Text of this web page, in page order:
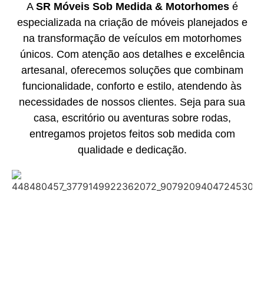
A SR Móveis Sob Medida & Motorhomesé
especializada na criação de móveis planejados e
na transformação de veículos em motorhomes
únicos. Com atenção aos detalhes e excelência
artesanal, oferecemos soluções que combinam
funcionalidade, conforto e estilo, atendendo às
necessidades de nossos clientes. Seja para sua
casa, escritório ou aventuras sobre rodas,
entregamos projetos feitos sob medida com
qualidade e dedicação.